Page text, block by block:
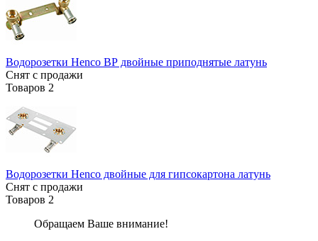
Водорозетки Henco ВР двойные приподнятые латунь
Снят с продажи
Товаров 2
Водорозетки Henco двойные для гипсокартона латунь
Снят с продажи
Товаров 2
Обращаем Ваше внимание!